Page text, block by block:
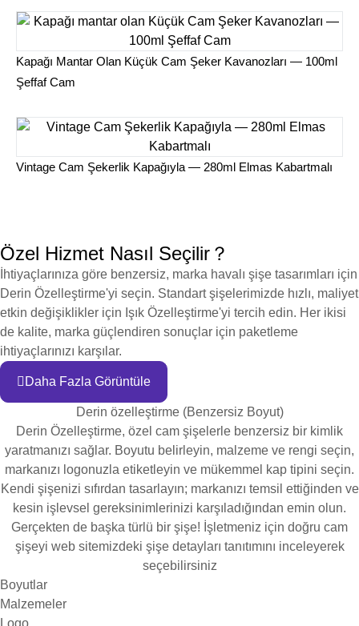
Kapağı Mantar Olan Küçük Cam Şeker Kavanozları — 100ml
Şeffaf Cam
Vintage Cam Şekerlik Kapağıyla — 280ml Elmas Kabartmalı
Özel Hizmet Nasıl Seçilir？
İhtiyaçlarınıza göre benzersiz, marka havalı şişe tasarımları için
Derin Özelleştirme'yi seçin. Standart şişelerimizde hızlı, maliyet
etkin değişiklikler için Işık Özelleştirme'yi tercih edin. Her ikisi
de kalite, marka güçlendiren sonuçlar için paketleme
ihtiyaçlarınızı karşılar.
Daha Fazla Görüntüle
Derin özelleştirme (Benzersiz Boyut)
Derin Özelleştirme, özel cam şişelerle benzersiz bir kimlik
yaratmanızı sağlar. Boyutu belirleyin, malzeme ve rengi seçin,
markanızı logonuzla etiketleyin ve mükemmel kap tipini seçin.
Kendi şişenizi sıfırdan tasarlayın; markanızı temsil ettiğinden ve
kesin işlevsel gereksinimlerinizi karşıladığından emin olun.
Gerçekten de başka türlü bir şişe! İşletmeniz için doğru cam
şişeyi web sitemizdeki şişe detayları tanıtımını inceleyerek
seçebilirsiniz
Boyutlar
Malzemeler
Logo